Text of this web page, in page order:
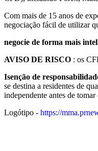
Com mais de 15 anos de
negociação fácil de utilizar
negocie de forma mais
AVISO DE RISCO : os
Isenção de
se destina a residentes de
independente antes de
Logótipo - https://